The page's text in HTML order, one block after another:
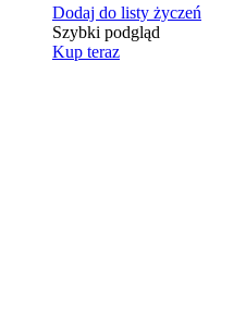
Dodaj do listy życzeń
Szybki podgląd
Kup teraz